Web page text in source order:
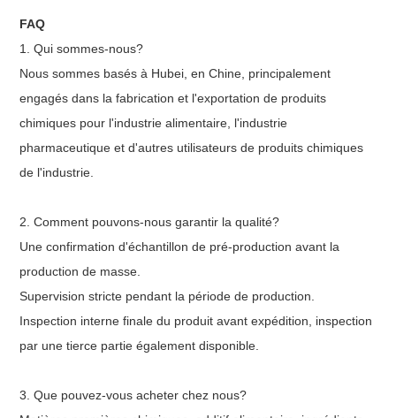
FAQ
1. Qui sommes-nous?
Nous sommes basés à Hubei, en Chine, principalement
engagés dans la fabrication et l'exportation de produits
chimiques pour l'industrie alimentaire, l'industrie
pharmaceutique et d'autres utilisateurs de produits chimiques
de l'industrie.
2. Comment pouvons-nous garantir la qualité?
Une confirmation d'échantillon de pré-production avant la
production de masse.
Supervision stricte pendant la période de production.
Inspection interne finale du produit avant expédition, inspection
par une tierce partie également disponible.
3. Que pouvez-vous acheter chez nous?